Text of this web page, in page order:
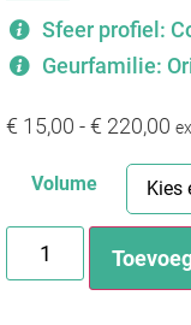
Sfeer profiel:
Geurfamilie:
€ 15,00 -€ 220,00
Volume